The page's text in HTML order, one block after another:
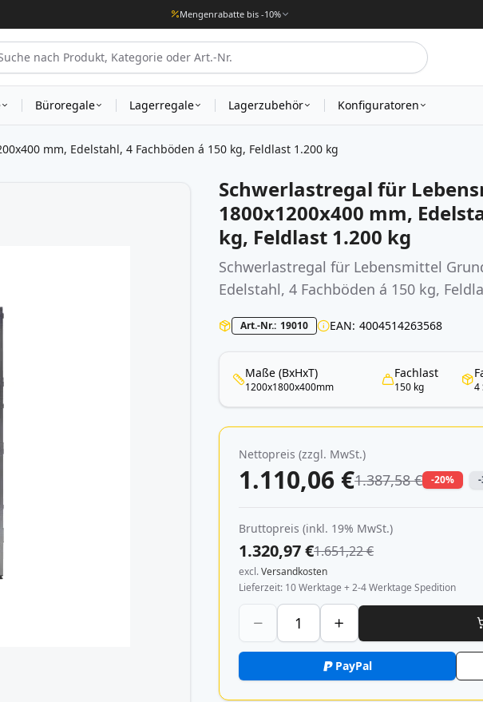
Mengenrabatte bis -10%
Büroregale Lagerregale Lagerzubehör Konfiguratoren
mm, Edelstahl, 4 Fachböden á 150 kg, Feldlast 1.200 kg
Schwerlastregal für
1800x1200x400 mm,
kg, Feldlast 1.200 kg
Schwerlastregal für Lebensmittel
Edelstahl, 4 Fachböden á 150 kg,
Art.-Nr. 19010 EAN 4004514263568
Maße (BxHxT)
1200x1800x400mm
Fachlast
150 kg 4
Nettopreis (zzgl. MwSt.)
1.110,06 €1.387,58 € -20%
Bruttopreis (inkl. 19% MwSt.)
1.320,97 €1.651,22 €
excl.Versandkosten
Lieferzeit 10 Werktage + 2-4 Werktage Spedition
PayPal